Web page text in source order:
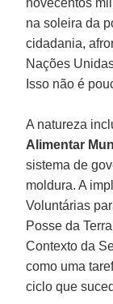
na soleira da
cidadania,
Nações
Isso não é
A natureza
Alimentar
sistema de
moldura. A
Voluntárias
Posse da
Contexto da
como uma
ciclo que